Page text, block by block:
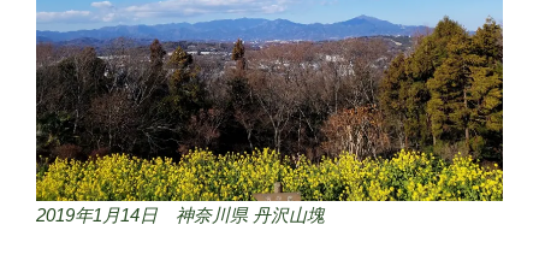
2019年1月14日 神奈川県 丹沢山塊